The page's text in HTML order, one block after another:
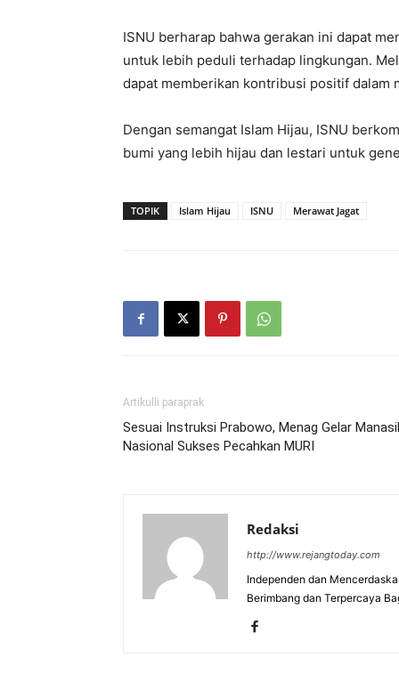
ISNU berharap bahwa gerakan ini dapat
untuk lebih peduli terhadap lingkungan.
dapat memberikan kontribusi positif dalam
Dengan semangat Islam Hijau, ISNU
bumi yang lebih hijau dan lestari untuk
TOPIK Islam Hijau ISNU Merawat Jagat
Artikulli paraprak
Sesuai Instruksi Prabowo, Menag Gelar
Nasional Sukses Pecahkan MURI
Redaksi
http://www.rejangtoday.com
Independen dan
Berimbang dan Terpercaya